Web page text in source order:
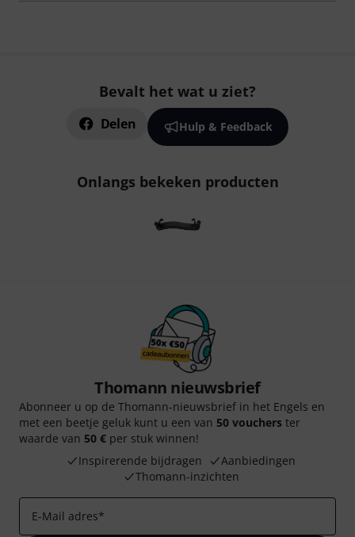
Bevalt het wat u ziet?
Delen Hulp & Feedback
Onlangs bekeken producten
Thomann nieuwsbrief
Abonneer u op de Thomann-nieuwsbrief in het Engels en
met een beetje geluk kunt u een van 50 vouchers ter
waarde van 50 € per stuk winnen!
Inspirerende bijdragen
Aanbiedingen
Thomann-inzichten
E-Mail adres*